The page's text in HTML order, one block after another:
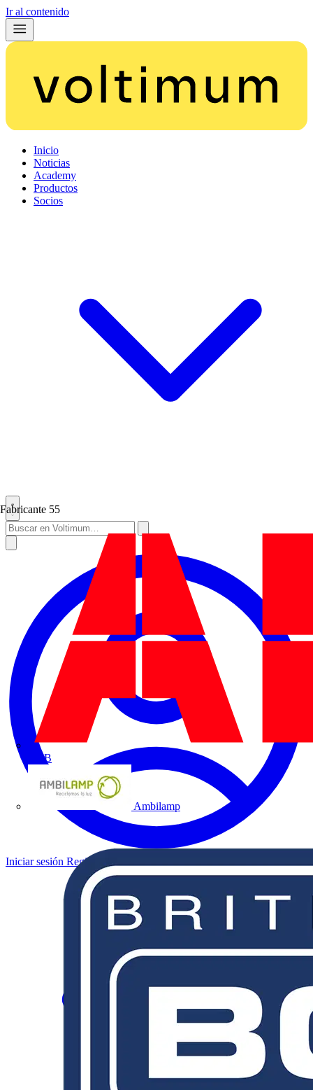
Ir al contenido
Inicio
Noticias
Academy
Productos
Socios
Fabricante 55
ABB
Ambilamp
Iniciar sesión Registrarse